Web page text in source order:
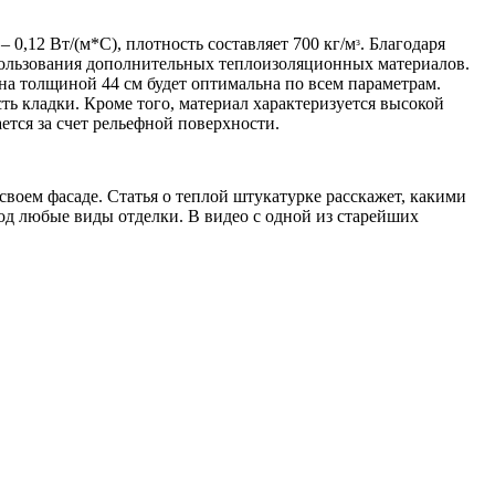
Вт/(м*С), плотность составляет 700 кг/мᶟ. Благодаря
дополнительных теплоизоляционных материалов.
толщиной 44 см будет оптимальна по всем параметрам.
кладки. Кроме того, материал характеризуется высокой
за счет рельефной поверхности.
фасаде. Статья о теплой штукатурке расскажет, какими
любые виды отделки. В видео с одной из старейших